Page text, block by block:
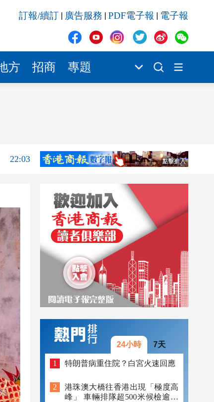
訂報/續訂 廣告服務 PDF電子報 電子報
方 招商 專題
21:49
21:42
22:03
21:42
21:41
21:36
22:17
22:16
21:49
21:46
21:42
21:41
24小時 7天
特朗普病重住院？白宮火速回應
港珠澳大橋往香港出現「極度高
峰」 車輛排隊超500米候檢逾40